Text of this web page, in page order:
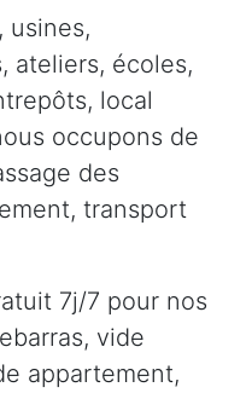
usines,
ateliers, écoles,
local
occupons de
des
transport
7j/7 pour nos
vide
appartement,